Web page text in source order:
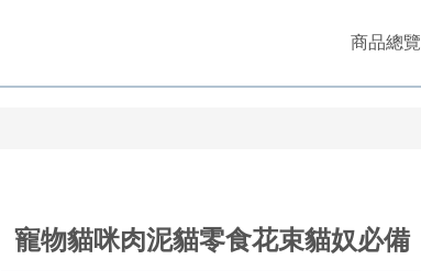
商品總覽
寵物貓咪肉泥貓零食花束貓奴必備